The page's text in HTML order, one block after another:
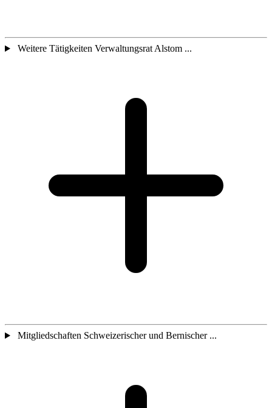
Weitere Tätigkeiten Verwaltungsrat Alstom ...
Mitgliedschaften Schweizerischer und Bernischer ...